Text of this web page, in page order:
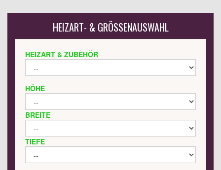
HEIZART- & GRÖSSENAUSWAHL
HEIZART & ZUBEHÖR
HÖHE
BREITE
TIEFE